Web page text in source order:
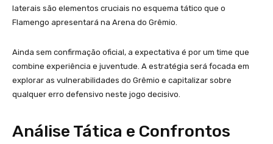
laterais são elementos cruciais no esquema tático que o
Flamengo apresentará na Arena do Grêmio.
Ainda sem confirmação oficial, a expectativa é por um time que
combine experiência e juventude. A estratégia será focada em
explorar as vulnerabilidades do Grêmio e capitalizar sobre
qualquer erro defensivo neste jogo decisivo.
Análise Tática e Confrontos